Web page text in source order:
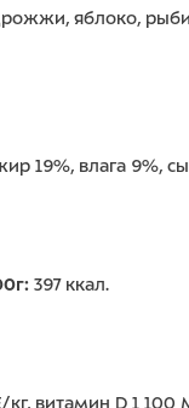
яблоко,
19%, влага 9%,
397 ккал.
витамин D 1 100